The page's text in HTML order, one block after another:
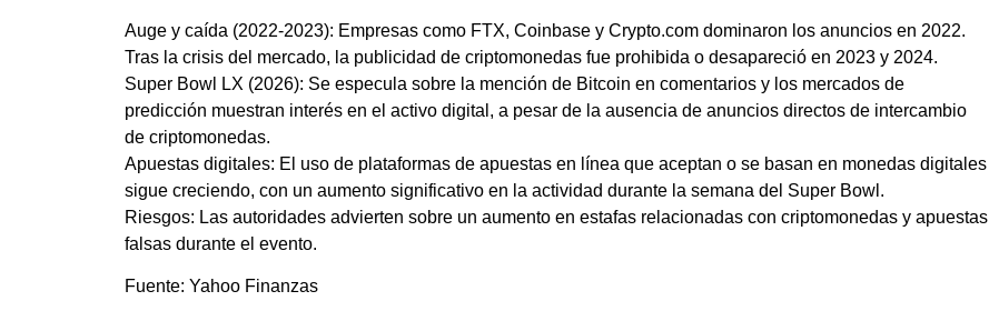
Auge y caída (2022-2023): Empresas como FTX, Coinbase y Crypto.com dominaron los anuncios en 2022.
Tras la crisis del mercado, la publicidad de criptomonedas fue prohibida o desapareció en 2023 y 2024.
Super Bowl LX (2026): Se especula sobre la mención de Bitcoin en comentarios y los mercados de
predicción muestran interés en el activo digital, a pesar de la ausencia de anuncios directos de intercambio
de criptomonedas.
Apuestas digitales: El uso de plataformas de apuestas en línea que aceptan o se basan en monedas digitales
sigue creciendo, con un aumento significativo en la actividad durante la semana del Super Bowl.
Riesgos: Las autoridades advierten sobre un aumento en estafas relacionadas con criptomonedas y apuestas
falsas durante el evento.
Fuente: Yahoo Finanzas